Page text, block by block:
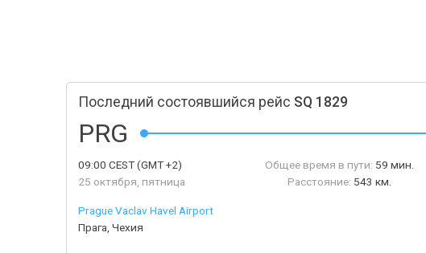
Последний состоявшийся рейс SQ 1829
PRG
09:00 CEST(GMT +2)
25 октября, пятница
Общее время в пути: 59 мин.
Расстояние: 543 км.
Prague Vaclav Havel Airport
Прага, Чехия